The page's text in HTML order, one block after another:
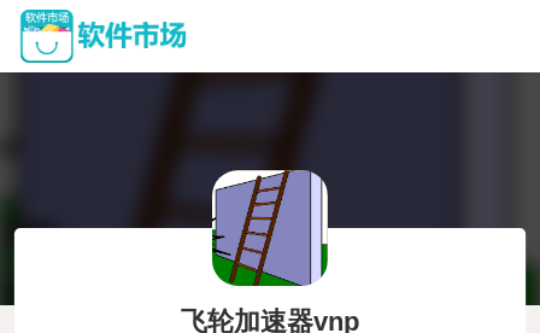
飞轮加速器vnp